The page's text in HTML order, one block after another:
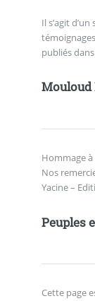
Il s’agit
publiés
Hommage
Nos
Yacine –
Peuples
Cette page